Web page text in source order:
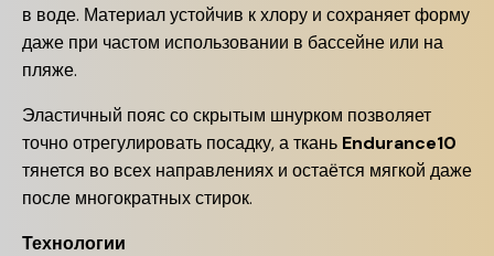
в воде. Материал устойчив к хлору и сохраняет форму
даже при частом использовании в бассейне или на
пляже.
Эластичный пояс со скрытым шнурком позволяет
точно отрегулировать посадку, а ткань Endurance10
тянется во всех направлениях и остаётся мягкой даже
после многократных стирок.
Технологии